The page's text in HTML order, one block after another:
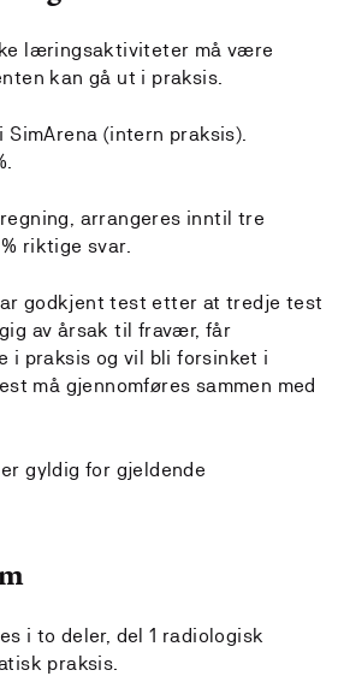
læringsaktiviteter må være
kan gå ut i praksis.
SimArena (intern praksis).
arrangeres inntil tre
riktige svar.
godkjent test etter at tredje test
av årsak til fravær, får
i praksis og vil bli forsinket i
må gjennomføres sammen med
gyldig for gjeldende
i to deler, del 1 radiologisk
praksis.